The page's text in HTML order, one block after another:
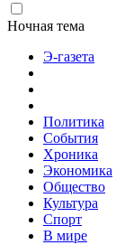
Ночная тема
Э-газета
Политика
События
Хроника
Экономика
Общество
Культура
Спорт
В мире